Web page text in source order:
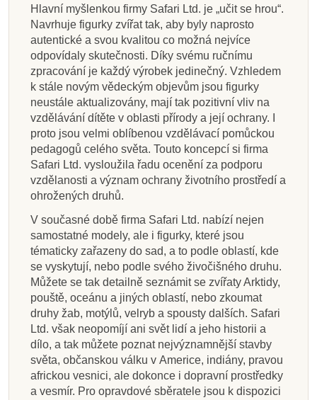
Hlavní myšlenkou firmy Safari Ltd. je „učit se hrou“.
Navrhuje figurky zvířat tak, aby byly naprosto
autentické a svou kvalitou co možná nejvíce
odpovídaly skutečnosti. Díky svému ručnímu
zpracování je každý výrobek jedinečný. Vzhledem
k stále novým vědeckým objevům jsou figurky
neustále aktualizovány, mají tak pozitivní vliv na
vzdělávání dítěte v oblasti přírody a její ochrany. I
proto jsou velmi oblíbenou vzdělávací pomůckou
pedagogů celého světa. Touto koncepcí si firma
Safari Ltd. vysloužila řadu ocenění za podporu
vzdělanosti a význam ochrany životního prostředí a
ohrožených druhů.
V současné době firma Safari Ltd. nabízí nejen
samostatné modely, ale i figurky, které jsou
tématicky zařazeny do sad, a to podle oblastí, kde
se vyskytují, nebo podle svého živočišného druhu.
Můžete se tak detailně seznámit se zvířaty Arktidy,
pouště, oceánu a jiných oblastí, nebo zkoumat
druhy žab, motýlů, velryb a spousty dalších. Safari
Ltd. však neopomíjí ani svět lidí a jeho historii a
dílo, a tak můžete poznat nejvýznamnější stavby
světa, občanskou válku v Americe, indiány, pravou
africkou vesnici, ale dokonce i dopravní prostředky
a vesmír. Pro opravdové sběratele jsou k dispozici